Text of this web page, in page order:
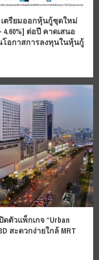
เตรียมออกหุ้นกู้ชุดใหม่
4.60%] ต่อปี คาดเสนอ
นโอกาสการลงทุนในหุ้นกู้
ตัวแพ็กเกจ “Urban
สะดวกง่ายใกล้ MRT